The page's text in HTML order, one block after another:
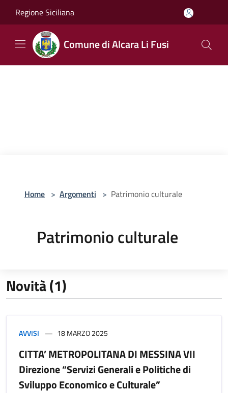
Regione Siciliana
Comune di Alcara Li Fusi
Home > Argomenti > Patrimonio culturale
Patrimonio culturale
Novità (1)
AVVISI 18 MARZO 2025
CITTA’ METROPOLITANA DI MESSINA VII
Direzione “Servizi Generali e Politiche di
Sviluppo Economico e Culturale”